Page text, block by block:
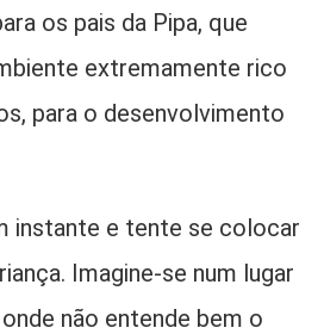
os pais da Pipa, que
extremamente rico
para o desenvolvimento
instante e tente se colocar
Imagine-se num lugar
não entende bem o